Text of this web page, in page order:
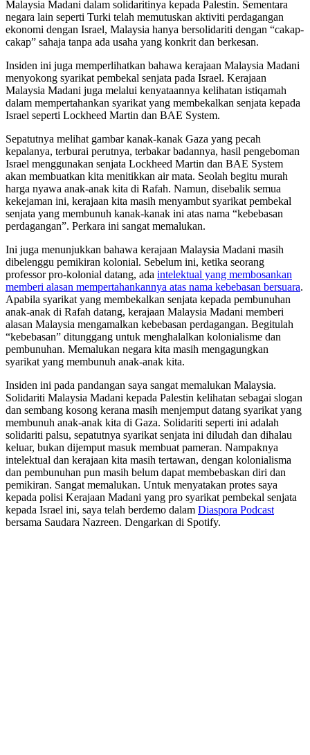
Malaysia Madani dalam solidaritinya kepada Palestin. Sementara
negara lain seperti Turki telah memutuskan aktiviti perdagangan
ekonomi dengan Israel, Malaysia hanya bersolidariti dengan “cakap-
cakap” sahaja tanpa ada usaha yang konkrit dan berkesan.
Insiden ini juga memperlihatkan bahawa kerajaan Malaysia Madani
menyokong syarikat pembekal senjata pada Israel. Kerajaan
Malaysia Madani juga melalui kenyataannya kelihatan istiqamah
dalam mempertahankan syarikat yang membekalkan senjata kepada
Israel seperti Lockheed Martin dan BAE System.
Sepatutnya melihat gambar kanak-kanak Gaza yang pecah
kepalanya, terburai perutnya, terbakar badannya, hasil pengeboman
Israel menggunakan senjata Lockheed Martin dan BAE System
akan membuatkan kita menitikkan air mata. Seolah begitu murah
harga nyawa anak-anak kita di Rafah. Namun, disebalik semua
kekejaman ini, kerajaan kita masih menyambut syarikat pembekal
senjata yang membunuh kanak-kanak ini atas nama “kebebasan
perdagangan”. Perkara ini sangat memalukan.
Ini juga menunjukkan bahawa kerajaan Malaysia Madani masih
dibelenggu pemikiran kolonial. Sebelum ini, ketika seorang
professor pro-kolonial datang, ada intelektual yang membosankan
memberi alasan mempertahankannya atas nama kebebasan bersuara.
Apabila syarikat yang membekalkan senjata kepada pembunuhan
anak-anak di Rafah datang, kerajaan Malaysia Madani memberi
alasan Malaysia mengamalkan kebebasan perdagangan. Begitulah
“kebebasan” ditunggang untuk menghalalkan kolonialisme dan
pembunuhan. Memalukan negara kita masih mengagungkan
syarikat yang membunuh anak-anak kita.
Insiden ini pada pandangan saya sangat memalukan Malaysia.
Solidariti Malaysia Madani kepada Palestin kelihatan sebagai slogan
dan sembang kosong kerana masih menjemput datang syarikat yang
membunuh anak-anak kita di Gaza. Solidariti seperti ini adalah
solidariti palsu, sepatutnya syarikat senjata ini diludah dan dihalau
keluar, bukan dijemput masuk membuat pameran. Nampaknya
intelektual dan kerajaan kita masih tertawan, dengan kolonialisma
dan pembunuhan pun masih belum dapat membebaskan diri dan
pemikiran. Sangat memalukan. Untuk menyatakan protes saya
kepada polisi Kerajaan Madani yang pro syarikat pembekal senjata
kepada Israel ini, saya telah berdemo dalam Diaspora Podcast
bersama Saudara Nazreen. Dengarkan di Spotify.